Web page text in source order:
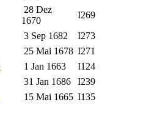
28 Dez
1670
I269
3 Sep 1682
I273
25 Mai 1678 I271
1 Jan 1663
I124
31 Jan 1686
I239
15 Mai 1665 I135